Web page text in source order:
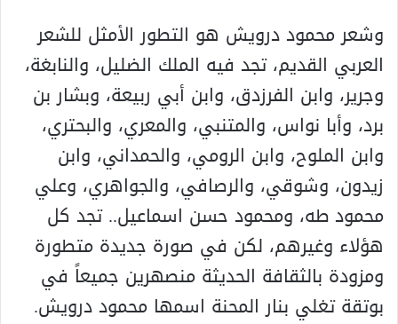
وشعر محمود درويش هو التطور الأمثل للشعر
العربي القديم، تجد فيه الملك الضليل، والنابغة،
وجرير، وابن الفرزدق، وابن أبي ربيعة، وبشار بن
برد، وأبا نواس، والمتنبي، والمعري، والبحتري،
وابن الملوح، وابن الرومي، والحمداني، وابن
زيدون، وشوقي، والرصافي، والجواهري، وعلي
محمود طه، ومحمود حسن اسماعيل.. تجد كل
هؤلاء وغيرهم، لكن في صورة جديدة متطورة
ومزودة بالثقافة الحديثة منصهرين جميعاً في
بوتقة تغلي بنار المحنة اسمها محمود درويش.